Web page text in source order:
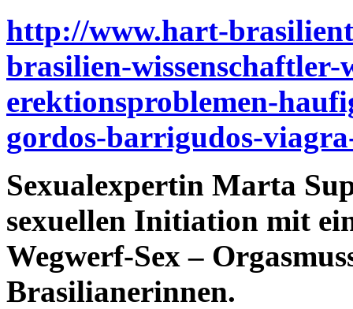
http://www.hart-
brasilien-
erektionsproblemen-
gordos-barrigudos-
Sexualexpertin Marta
sexuellen Initiation mit
Wegwerf-Sex –
Brasilianerinnen.